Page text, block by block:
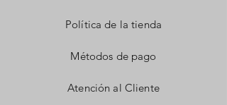
Política de la tienda
Métodos de pago
Atención al Cliente